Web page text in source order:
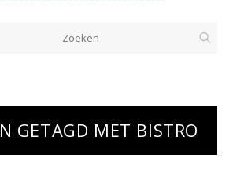
GETAGD MET BISTRO